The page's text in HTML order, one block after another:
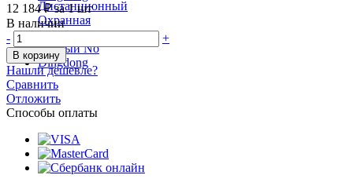
12 184 ₽за 1 шт
В наличии
-
+
В корзину
Нашли дешевле?
Сравнить
Отложить
Способы оплаты